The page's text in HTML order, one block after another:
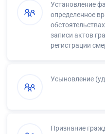
Установление
определенное
записи актов
регистрации
Усыновление
Признание